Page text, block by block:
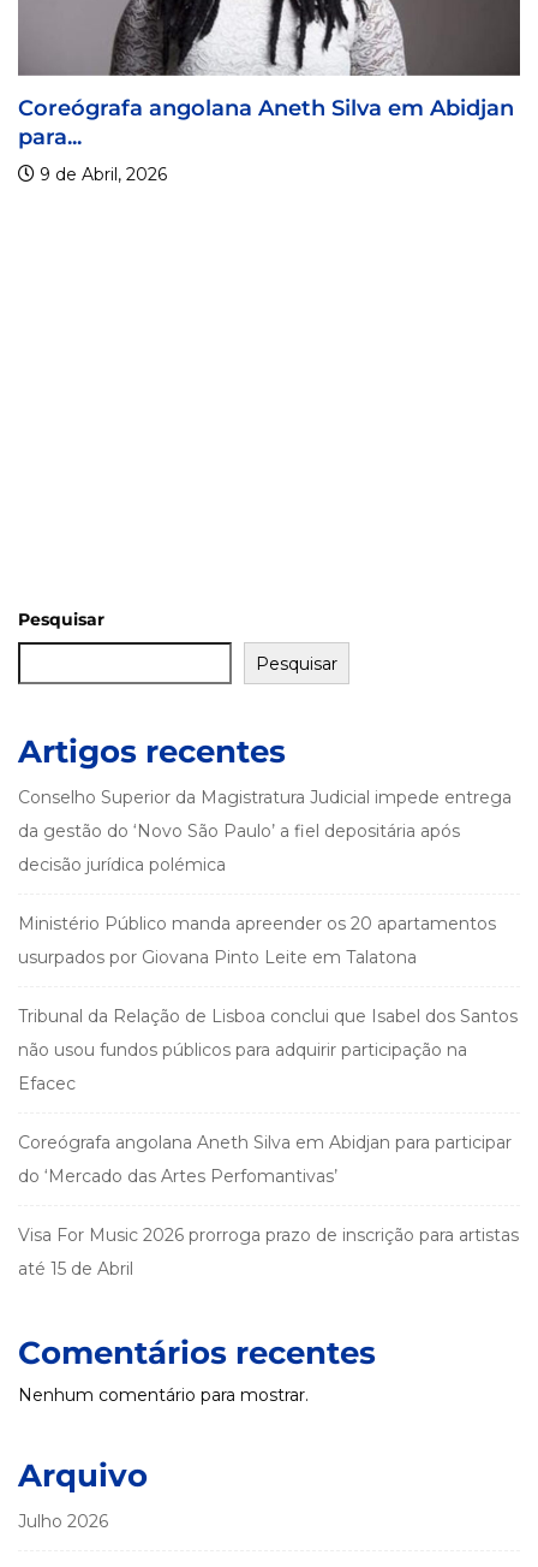
angolana Aneth Silva em Abidjan Visa For
Pesquisar
Pesquisar
Artigos recentes
Conselho Superior da Magistratura Judicial impede entrega
da gestão do ‘Novo São Paulo’ a fiel depositária após
decisão jurídica polémica
Ministério Público manda apreender os 20 apartamentos
usurpados por Giovana Pinto Leite em Talatona
Tribunal da Relação de Lisboa conclui que Isabel dos Santos
não usou fundos públicos para adquirir participação na
Efacec
Coreógrafa angolana Aneth Silva em Abidjan para participar
do ‘Mercado das Artes Perfomantivas’
Visa For Music 2026 prorroga prazo de inscrição para artistas
até 15 de Abril
Comentários recentes
Nenhum comentário para mostrar.
Arquivo
Julho 2026